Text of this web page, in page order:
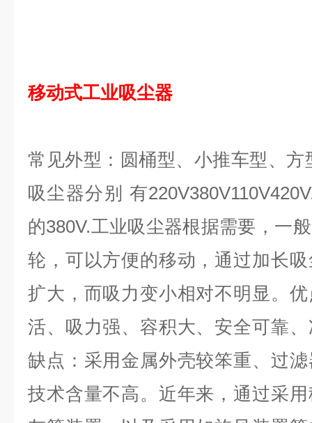
移动式工业吸尘器
常见外型：圆桶型、小推车型、
吸尘器分别 有
的380V.工业吸尘器根据需要，一
轮，可以方便的移动，通过加长
扩大，而吸力变小相对不明显。
活、吸力强、容积大、安全可靠
缺点：采用金属外壳较笨重、过
技术含量不高。近年来，通过采